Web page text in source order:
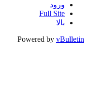
ورود
Full Site
بالا
Powered by vBulletin